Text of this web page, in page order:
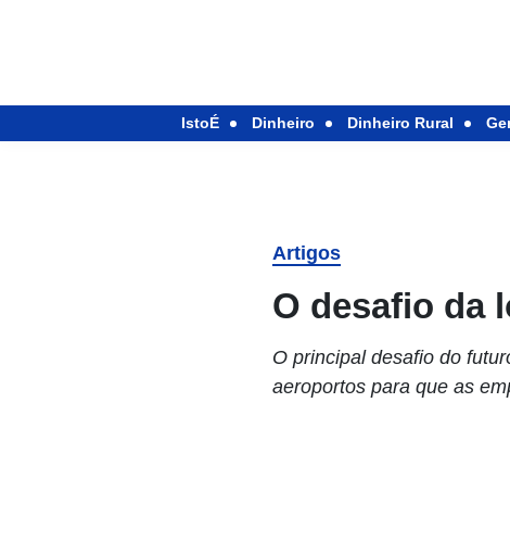
IstoÉ Dinheiro Dinheiro Rural
Artigos
O desafio da
O principal desafio do
aeroportos para que as